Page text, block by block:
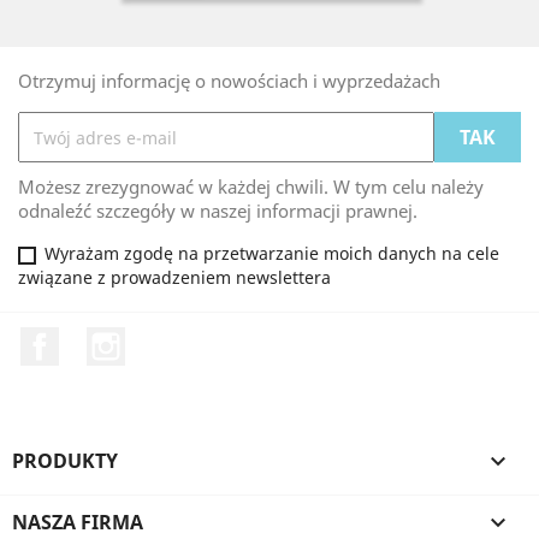
Otrzymuj informację o nowościach i wyprzedażach
Możesz zrezygnować w każdej chwili. W tym celu należy
odnaleźć szczegóły w naszej informacji prawnej.
Wyrażam zgodę na przetwarzanie moich danych na cele
związane z prowadzeniem newslettera
PRODUKTY 
NASZA FIRMA 